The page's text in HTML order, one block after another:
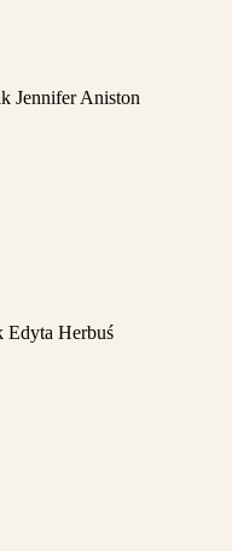
Jennifer Aniston
Edyta Herbuś